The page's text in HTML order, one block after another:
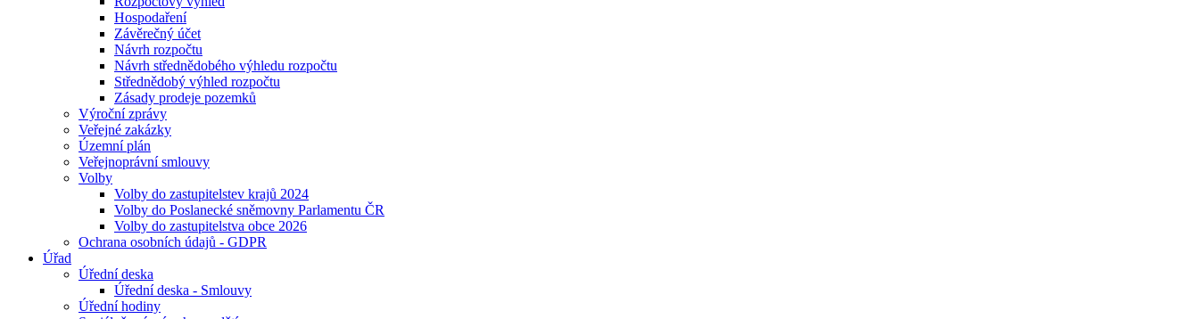
Hospodaření
Závěrečný účet
Návrh rozpočtu
Návrh střednědobého výhledu rozpočtu
Střednědobý výhled rozpočtu
Zásady prodeje pozemků
Výroční zprávy
Veřejné zakázky
Územní plán
Veřejnoprávní smlouvy
Volby
Volby do zastupitelstev krajů 2024
Volby do Poslanecké sněmovny Parlamentu ČR
Volby do zastupitelstva obce 2026
Ochrana osobních údajů - GDPR
Úřad
Úřední deska
Úřední deska - Smlouvy
Úřední hodiny